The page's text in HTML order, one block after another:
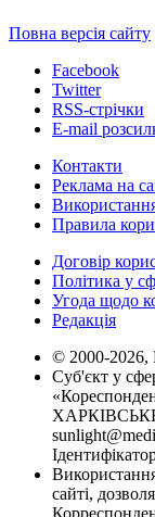
Повна версія сайту
Facebook
Twitter
RSS-стрічки
E-mail
Контакти
Реклама на
Правила
Договір
Політика у
Угода щодо
Редакція
© 2000-2026,
Суб'єкт у
ХАРКІВСЬКЕ
сайті,